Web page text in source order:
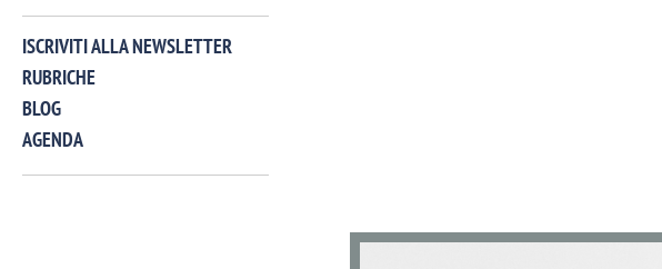
ISCRIVITI ALLA NEWSLETTER
RUBRICHE
BLOG
AGENDA